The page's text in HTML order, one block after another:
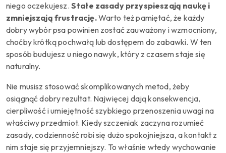
niego oczekujesz. Stałe zasady przyspieszają naukę i
zmniejszają frustrację.Warto też pamiętać, że każdy
dobry wybór psa powinien zostać zauważony i wzmocniony,
choćby krótką pochwałą lub dostępem do zabawki. W ten
sposób budujesz u niego nawyk, który z czasem staje się
naturalny.
Nie musisz stosować skomplikowanych metod, żeby
osiągnąć dobry rezultat. Najwięcej dają konsekwencja,
cierpliwość i umiejętność szybkiego przenoszenia uwagi na
właściwy przedmiot. Kiedy szczeniak zaczyna rozumieć
zasady, codzienność robi się dużo spokojniejsza, a kontakt z
nim staje się przyjemniejszy. To właśnie wtedy wychowanie